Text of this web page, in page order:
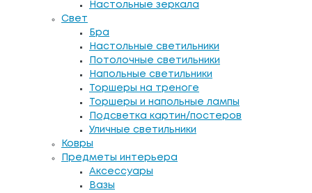
Настольные зеркала
Свет
Бра
Настольные светильники
Потолочные светильники
Напольные светильники
Торшеры на треноге
Торшеры и напольные лампы
Подсветка картин/постеров
Уличные светильники
Ковры
Предметы интерьера
Аксессуары
Вазы